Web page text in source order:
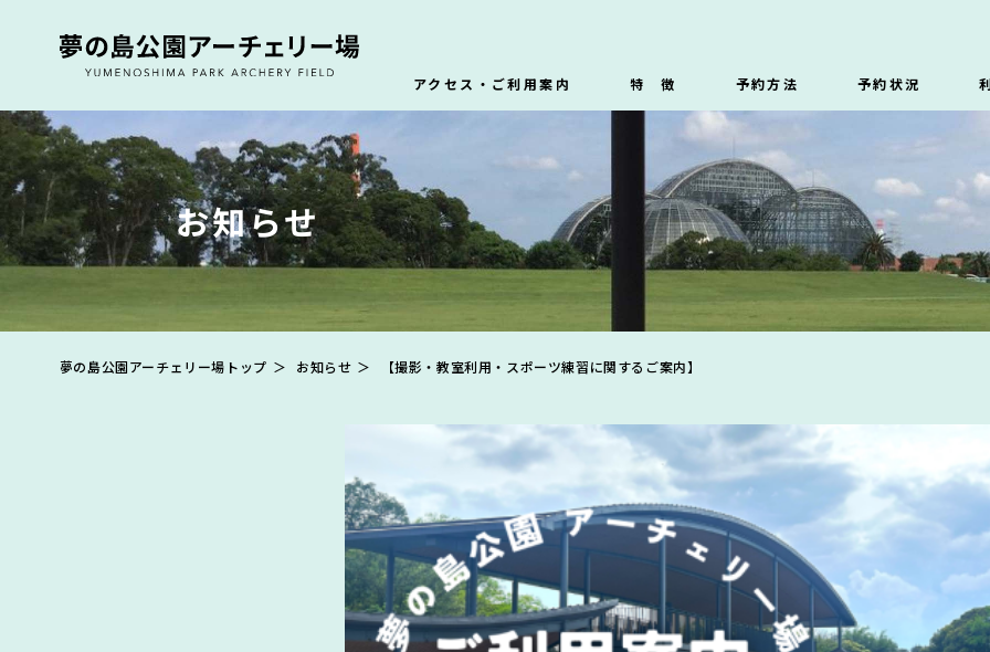
アクセス・ご利用案内
開場時間
特 徴 予約方法 予約状況
お知らせ
夢の島公園アーチェリー場トップ お知らせ 【撮影・教室利用・スポーツ練習に関するご案内】